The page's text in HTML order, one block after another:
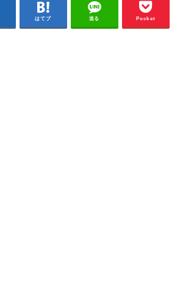
はてブ 送る Pocket